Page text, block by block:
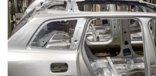
EduTech
IT Times
生成式AI與雲端應用
Enterprise Digital Transformation